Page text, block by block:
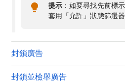
提示 ：如要尋找先前標
套用「允許」狀態篩選器
封鎖廣告
封鎖並檢舉廣告